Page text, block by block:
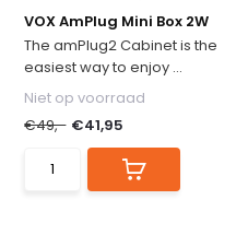
VOX AmPlug Mini Box 2W
The amPlug2 Cabinet is the
easiest way to enjoy ...
Niet op voorraad
€49,- €41,95